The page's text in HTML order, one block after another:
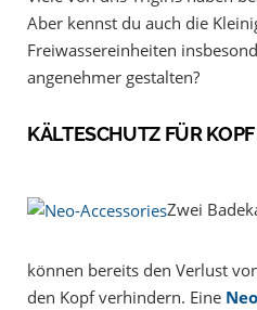
Aber kennst du auch die
Freiwassereinheiten
angenehmer gestalten?
KÄLTESCHUTZ FÜR
Zwei
können bereits den Verlust
den Kopf verhindern. Eine